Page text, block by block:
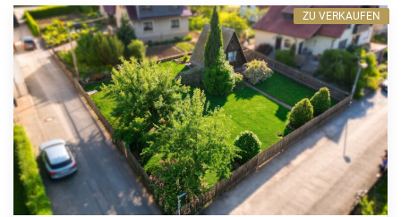
ZU VERKAUFEN